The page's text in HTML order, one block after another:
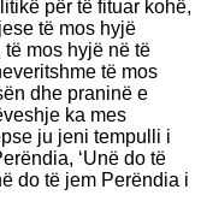
për të fituar kohë,
të mos hyjë
mos hyjë në të
të mos
dhe praninë e
ka mes
ju jeni tempulli i
‘Unë do të
do të jem Perëndia i